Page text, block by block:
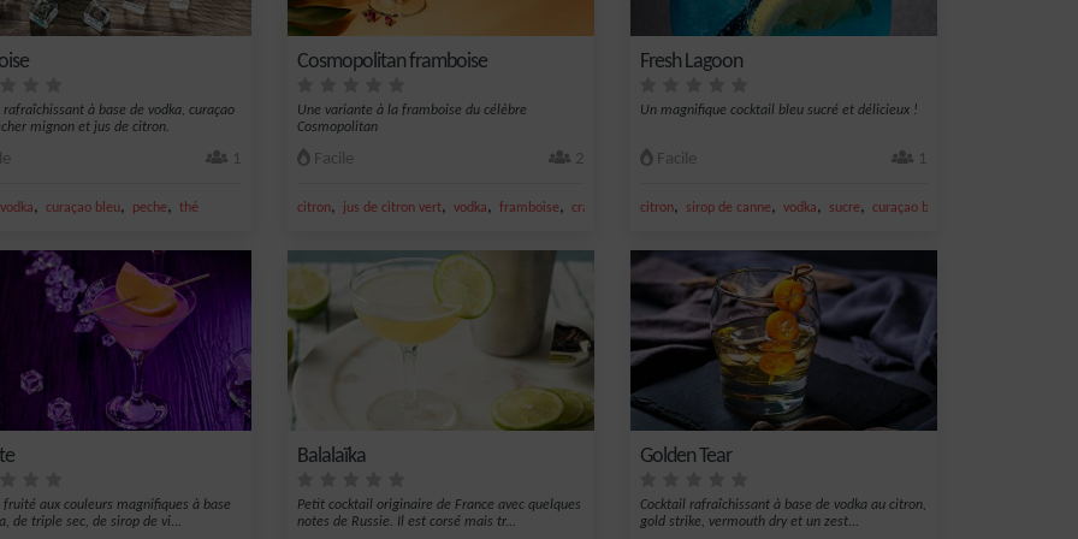
rafraîchissant à base de vodka, curaçao
mignon et jus de citron.
1
vodka, curaçao bleu, peche, thé
Cosmopolitan framboise
Une variante à la framboise du célèbre
Cosmopolitan
Facile 2
citron, jus de citron vert, vodka, framboise, cranberry
Fresh Lagoon
Un magnifique cocktail bleu sucré et délicieux !
Facile 1
citron, sirop de canne, vodka, sucre, curaçao bleu
fruité aux couleurs magnifiques à base
de triple sec, de sirop de vi...
Balalaïka
Petit cocktail originaire de France avec quelques
notes de Russie. Il est corsé mais tr...
Golden Tear
Cocktail rafraîchissant à base de vodka au citron,
gold strike, vermouth dry et un zest...